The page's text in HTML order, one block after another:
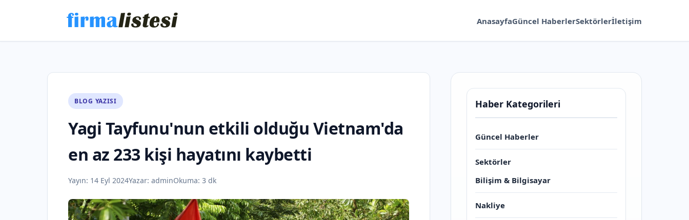
AnasayfaGüncel HaberlerSektörlerİletişim
BLOG YAZISI
Yagi Tayfunu'nun etkili olduğu Vietnam'da
en az 233 kişi hayatını kaybetti
Yayın: 14 Eyl 2024Yazar: adminOkuma: 3 dk
Haber Kategorileri
Güncel Haberler
Sektörler
Bilişim & Bilgisayar
Nakliye